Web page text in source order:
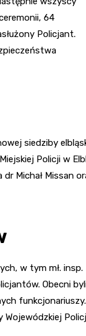
64
Policjant.
siedziby
Policji w
Michał Missan
w tym mł. insp.
Obecni
funkcjonariuszy.